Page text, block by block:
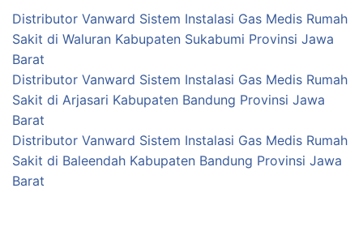
Distributor Vanward Sistem Instalasi Gas Medis Rumah
Sakit di Waluran Kabupaten Sukabumi Provinsi Jawa
Barat
Distributor Vanward Sistem Instalasi Gas Medis Rumah
Sakit di Arjasari Kabupaten Bandung Provinsi Jawa
Barat
Distributor Vanward Sistem Instalasi Gas Medis Rumah
Sakit di Baleendah Kabupaten Bandung Provinsi Jawa
Barat